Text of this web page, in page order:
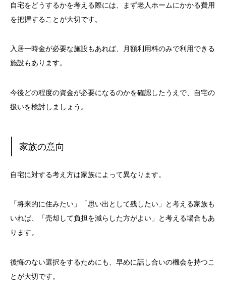
自宅をどうするかを考える際には、まず老人ホームにかかる費用
を把握することが大切です。
入居一時金が必要な施設もあれば、月額利用料のみで利用できる
施設もあります。
今後どの程度の資金が必要になるのかを確認したうえで、自宅の
扱いを検討しましょう。
家族の意向
自宅に対する考え方は家族によって異なります。
「将来的に住みたい」「思い出として残したい」と考える家族も
いれば、「売却して負担を減らした方がよい」と考える場合もあ
ります。
後悔のない選択をするためにも、早めに話し合いの機会を持つこ
とが大切です。